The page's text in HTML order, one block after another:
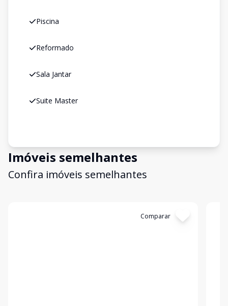
Piscina
Reformado
Sala Jantar
Suite Master
Imóveis semelhantes
Confira imóveis semelhantes
Comparar